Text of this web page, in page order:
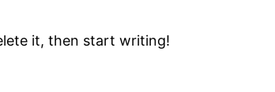
it, then start writing!